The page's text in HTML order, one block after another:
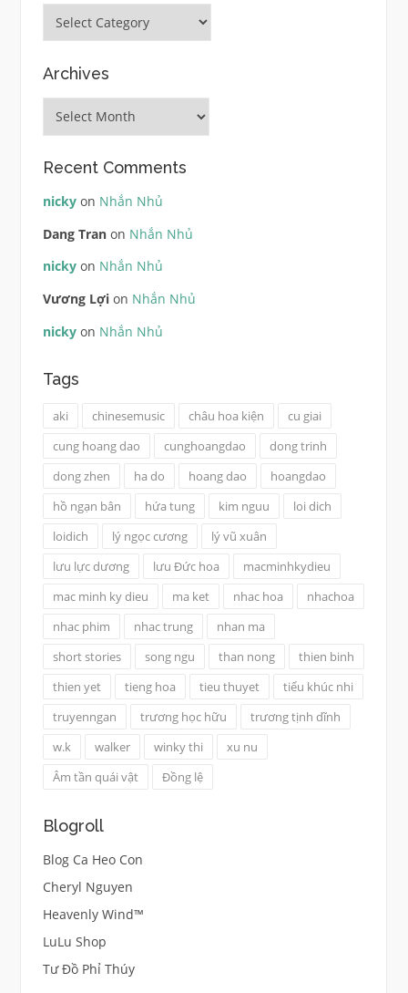
Archives
Archives
Recent Comments
nickyon Nhắn Nhủ
Dang Tranon Nhắn Nhủ
nickyon Nhắn Nhủ
Vương Lợion Nhắn Nhủ
nickyon Nhắn Nhủ
Tags
aki chinesemusic châu hoa kiện
cu giai
cung hoang dao
cunghoangdao
dong trinh
dong zhen
ha do hoang dao
hoangdao
hồ ngạn bân
hứa tung kim nguu
loi dich
loidich
lý ngọc cương
lý vũ xuân
lưu lực dương
lưu Đức hoa
macminhkydieu
mac minh ky dieu
ma ket nhac hoa
nhachoa
nhac phim
nhac trung
nhan ma
short stories
song ngu than nong
thien binh
thien yet
tieng hoa tieu thuyet
tiểu khúc nhi
truyenngan
trương học hữu
trương tịnh dĩnh
w.k
walker winky thi
xu nu
Âm tần quái vật
Đồng lệ
Blogroll
Blog Ca Heo Con
Cheryl Nguyen
Heavenly Wind™
LuLu Shop
Tư Đồ Phỉ Thúy